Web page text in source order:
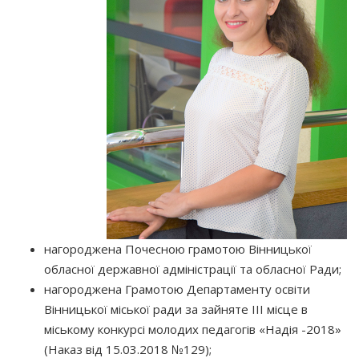
нагороджена Почесною грамотою Вінницької
обласної державної адміністрації та обласної Ради;
нагороджена Грамотою Департаменту освіти
Вінницької міської ради за зайняте ІІІ місце в
міському конкурсі молодих педагогів «Надія -2018»
(Наказ від 15.03.2018 №129);